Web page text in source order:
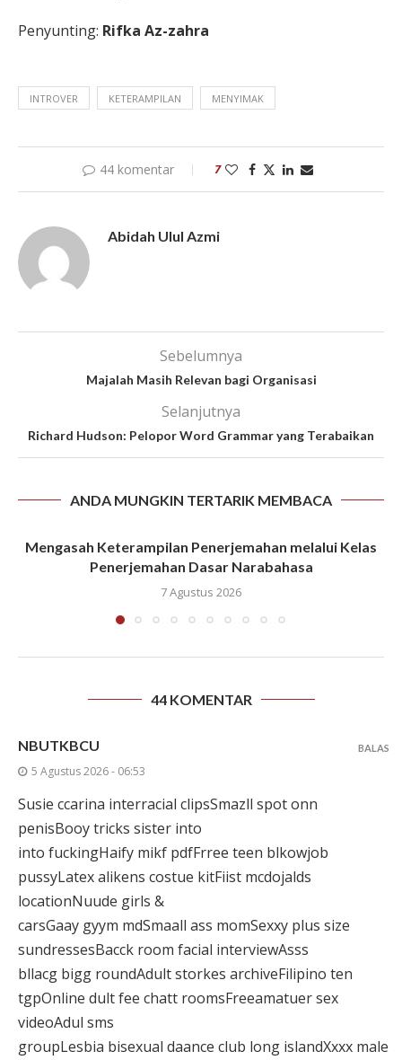
Penyunting: Rifka Az-zahra
INTROVER KETERAMPILAN MENYIMAK
44 komentar 7
Abidah Ulul Azmi
Sebelumnya
Majalah Masih Relevan bagi Organisasi
Selanjutnya
Richard Hudson: Pelopor Word Grammar yang Terabaikan
ANDA MUNGKIN TERTARIK MEMBACA
Mengasah Keterampilan Penerjemahan melalui Kelas
Penerjemahan Dasar Narabahasa
7 Agustus 2026
44 KOMENTAR
NBUTKBCU
5 Agustus 2026 - 06:53
Susie ccarina interracial clipsSmazll spot onn
penisBooy tricks sister into
into fuckingHaify mikf pdfFrree teen blkowjob
pussyLatex alikens costue kitFiist mcdojalds
locationNuude girls &
carsGaay gyym mdSmaall ass momSexxy plus size
sundressesBacck room facial interviewAsss
bllacg bigg roundAdult storkes archiveFilipino ten
tgpOnline dult fee chatt roomsFreeamatuer sex
videoAdul sms
groupLesbia bisexual daance club long islandXxxx male
BALAS